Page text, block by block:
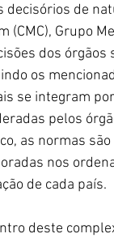
decisórios de
(CMC), Grupo
dos órgãos
os
se integram
pelos
as normas
nos
de cada país.
deste